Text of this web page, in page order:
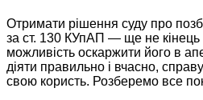
Отримати рішення суду про
за ст. 130 КУпАП — ще не кінець
можливість оскаржити його в
діяти правильно і вчасно,
свою користь. Розберемо все